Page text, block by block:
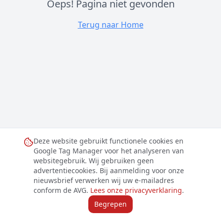
Deze website gebruikt functionele cookies en
Google Tag Manager voor het analyseren van
websitegebruik. Wij gebruiken geen
advertentiecookies. Bij aanmelding voor onze
nieuwsbrief verwerken wij uw e-mailadres
conform de AVG. Lees onze privacyverklaring.
Begrepen
Oeps! Pagina niet gevonden
Terug naar Home